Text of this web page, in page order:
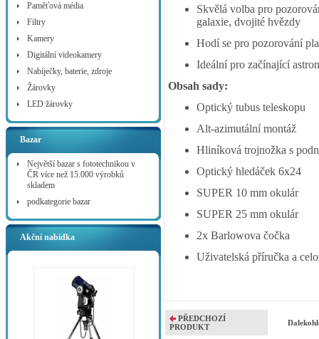
Paměťová média
Filtry
Kamery
Digitální videokamery
Nabíječky, baterie, zdroje
Žárovky
LED žárovky
Bazar
Největší bazar s fototechnikou v
ČR více než 15.000 výrobků
skladem
podkategorie bazar
Akční nabídka
Skvělá volba pro
galaxie, dvojité hvězdy
Hodí se pro pozorování
Ideální pro začínající
Obsah sady:
Optický tubus teleskopu
Alt-azimutální montáž
Hliníková trojnožka s
Optický hledáček 6x24
SUPER 10 mm okulár
SUPER 25 mm okulár
2x Barlowova čočka
Uživatelská příručka a
PŘEDCHOZÍ
PRODUKT